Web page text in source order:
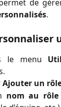
de
.
le menu
Ajouter un
nom au rôle